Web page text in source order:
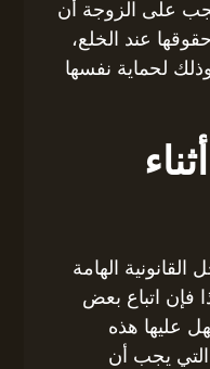
يجب على الزوجة أن
عند الخلع،
لحماية نفسها
الهامة
فإن اتباع بعض
عليها هذه
يجب أن